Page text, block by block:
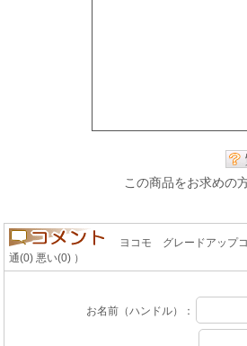
この商品をお求めの